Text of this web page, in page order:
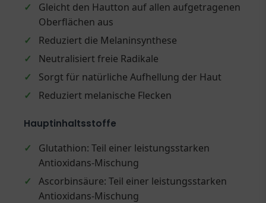
✓
Gleicht den Hautton auf allen aufgetragenen
Oberflächen aus
✓
Reduziert die Melaninsynthese
✓
Neutralisiert freie Radikale
✓
Sorgt für natürliche Aufhellung der Haut
✓
Reduziert melanische Flecken
Hauptinhaltsstoffe
✓
Glutathion: Teil einer leistungsstarken
Antioxidans-Mischung
✓
Ascorbinsäure: Teil einer leistungsstarken
Antioxidans-Mischung